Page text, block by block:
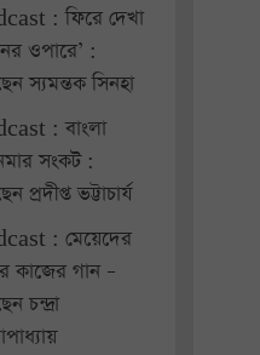
: ফিরে দেখা
ওপারে’ :
স্যমন্তক সিনহা
: বাংলা
সংকট :
প্রদীপ্ত ভট্টাচার্য
: মেয়েদের
কাজের গান –
চন্দ্রা